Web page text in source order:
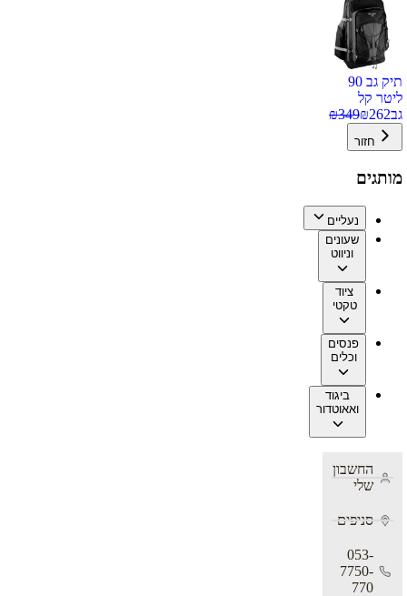
תיק גב 90
ליטר קל
גב
₪262
₪349
חזור
מותגים
נעליים
שעונים
וניווט
ציוד
טקטי
פנסים
וכלים
ביגוד
ואאוטדור
החשבון
שלי
סניפים
053-
7750-
770